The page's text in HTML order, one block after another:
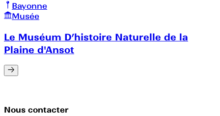
Bayonne
Musée
Le Muséum D’histoire Naturelle de la
Plaine d'Ansot
Nous contacter